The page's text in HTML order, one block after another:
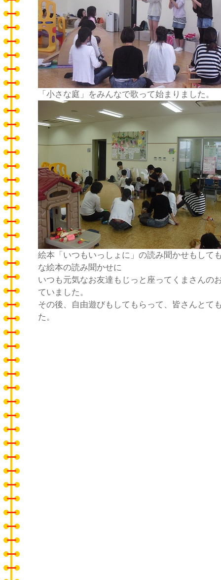
「小さな庭」をみんなで歌って始まりました。
絵本「いつもいっしょに」の読み聞かせもして
な絵本の読み聞かせに
いつも元気なお友達もじっと座ってくまさんの
ていました。
その後、自由遊びもしてもらって、皆さんとて
た。